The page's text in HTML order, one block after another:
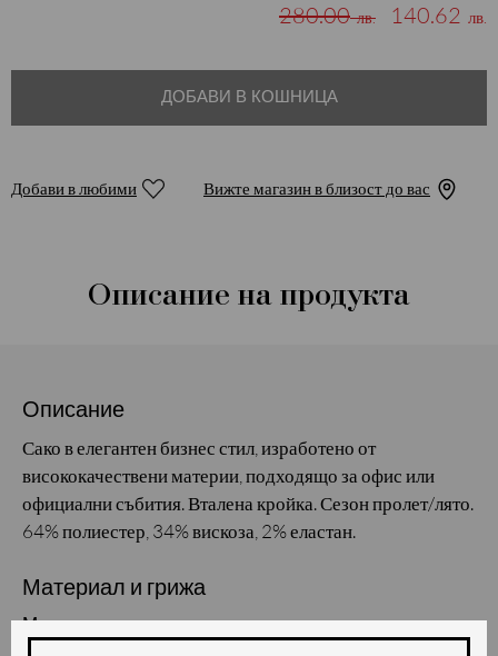
280.00лв. 140.62 лв.
ДОБАВИ В КОШНИЦА
Добави в любими Вижте магазин в близост до вас
Описание на продукта
Описание
Сако в елегантен бизнес стил, изработено от
висококачествени материи, подходящо за офис или
официални събития. Вталена кройка. Сезон пролет/лято.
64% полиестер, 34% вискоза, 2% еластан.
Материал и грижа
Материал: